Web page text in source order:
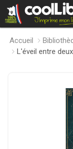
Accueil
L'éveil entre